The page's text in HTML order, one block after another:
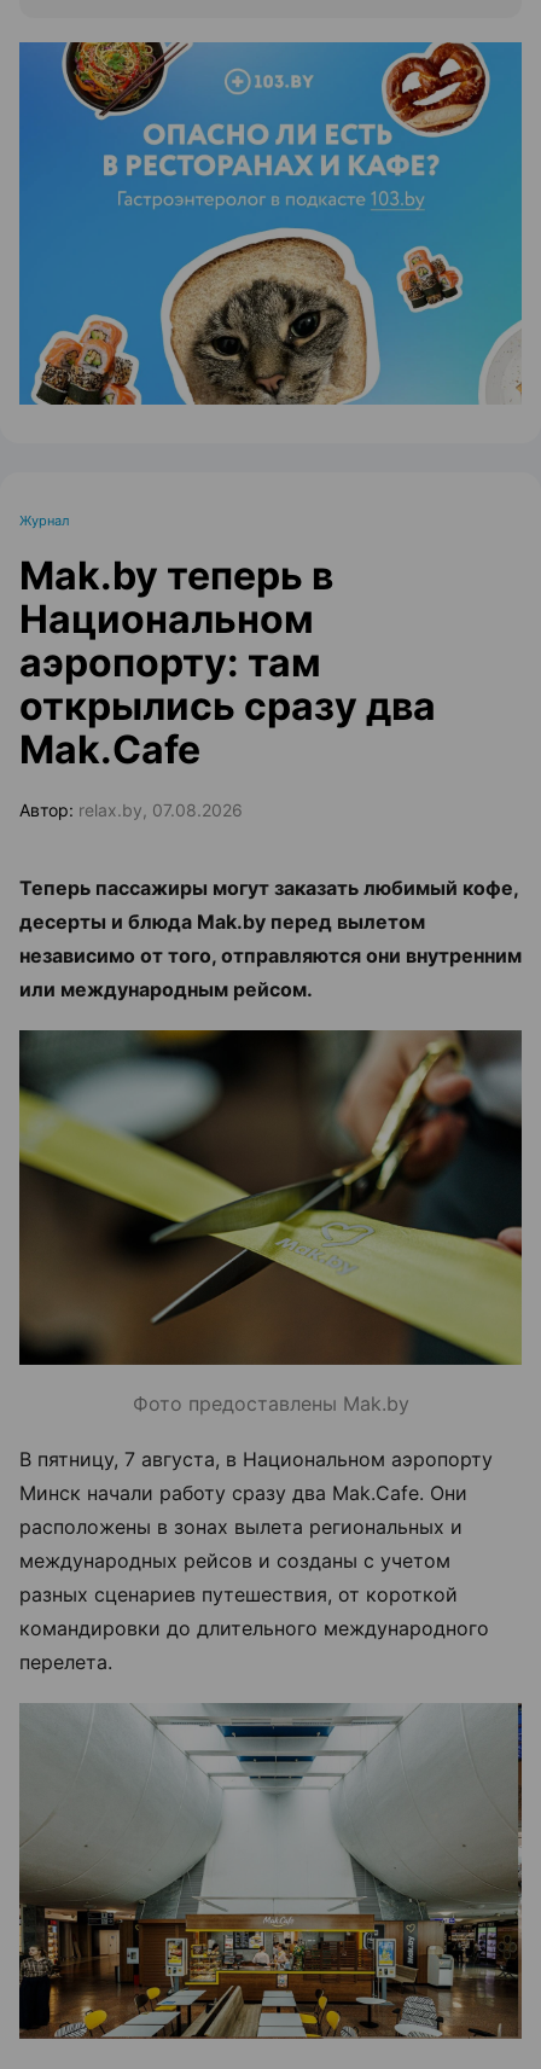
ЭФФЕКТИВНАЯ РЕКЛАМА НА САЙТЕ
Журнал
Mak.by теперь в
Национальном
аэропорту: там
открылись сразу два
Mak.Cafe
Автор: relax.by, 07.08.2026
Теперь пассажиры могут заказать любимый кофе,
десерты и блюда Mak.by перед вылетом
независимо от того, отправляются они внутренним
или международным рейсом.
Фото предоставлены Mak.by
В пятницу, 7 августа, в Национальном аэропорту
Минск начали работу сразу два Mak.Cafe. Они
расположены в зонах вылета региональных и
международных рейсов и созданы с учетом
разных сценариев путешествия, от короткой
командировки до длительного международного
перелета.